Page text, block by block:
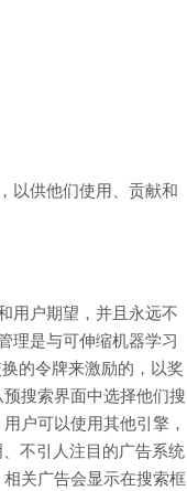
以供他们使用、贡献和
用户期望，并且永远不
理是与可伸缩机器学习
的令牌来激励的，以奖
搜索界面中选择他们搜
户可以使用其他引擎，
不引人注目的广告系统
关广告会显示在搜索框